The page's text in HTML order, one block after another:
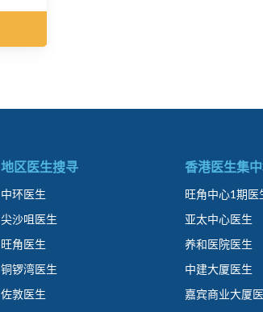
地区医生搜寻
中环医生
尖沙咀医生
旺角医生
铜锣湾医生
佐敦医生
香港医生集
旺角中心1期医
亚太中心医生
养和医院医生
中建大厦医生
嘉宾商业大厦